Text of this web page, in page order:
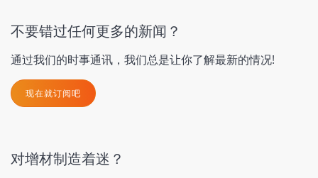
不要错过任何更多的新闻？
通过我们的时事通讯，我们总是让你了解最新的情况!
现在就订阅吧
对增材制造着迷？